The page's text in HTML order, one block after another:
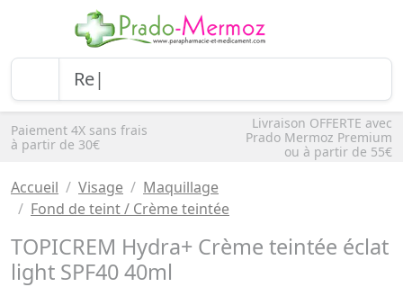
Paiement 4X sans frais
à partir de 30€
Livraison OFFERTE avec
Prado Mermoz Premium
ou à partir de 55€
Accueil Visage
Maquillage
Fond de teint / Crème teintée
TOPICREM Hydra+ Crème teintée éclat
light SPF40 40ml